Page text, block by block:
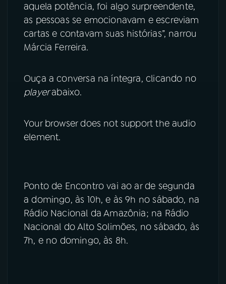
aquela potência, foi algo surpreendente,
as pessoas se emocionavam e escreviam
cartas e contavam suas histórias”, narrou
Márcia Ferreira.
Ouça a conversa na íntegra, clicando no
playerabaixo.
Your browser does not support the audio
element.
Ponto de Encontro vai ao ar de segunda
a domingo, às 10h, e às 9h no sábado, na
Rádio Nacional da Amazônia; na Rádio
Nacional do Alto Solimões, no sábado, às
7h, e no domingo, às 8h.